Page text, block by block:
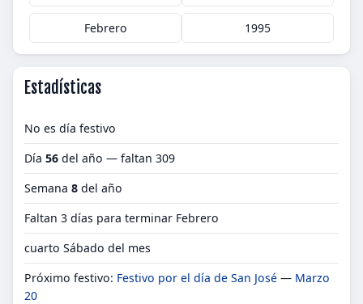
Febrero 1995
Estadísticas
No es día festivo
Día 56 del año — faltan 309
Semana 8 del año
Faltan 3 días para terminar Febrero
cuarto Sábado del mes
Próximo festivo: Festivo por el día de San José — Marzo
20